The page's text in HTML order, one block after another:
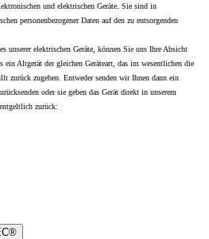
und elektrischen Geräte. Sie sind in
personenbezogener Daten auf den zu entsorgenden
unserer elektrischen Geräte, können Sie uns Ihre Absicht
ein Altgerät der gleichen Geräteart, das im wesentlichen die
zurück zugeben. Entweder senden wir Ihnen dann ein
oder sie geben das Gerät direkt in unserem
zurück: